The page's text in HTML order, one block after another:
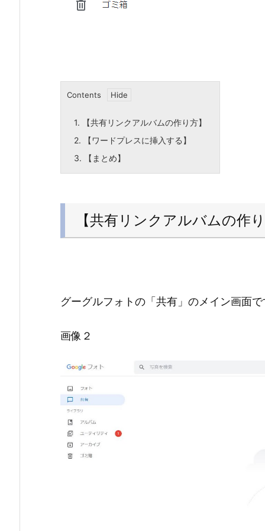
Contents
1. 【共有リンクアルバムの作り方】
2. 【ワードプレスに挿入する】
3. 【まとめ】
【共有リンクアルバムの作
グーグルフォトの「共有」のメイン画面
画像２